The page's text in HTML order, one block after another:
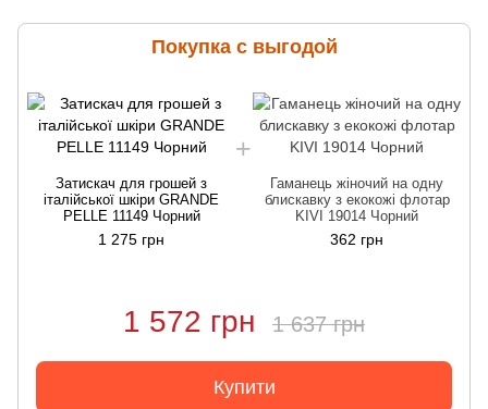
Покупка с выгодой
Затискач для грошей з
італійської шкіри GRANDE
PELLE 11149 Чорний
1 275 грн
Гаманець жіночий на одну
блискавку з екокожі флотар
KIVI 19014 Чорний
362 грн
1 572 грн 1 637 грн
Купити